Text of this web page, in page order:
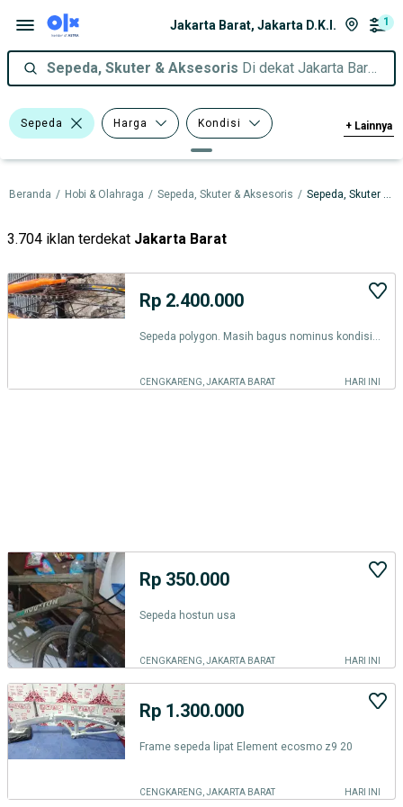
Jakarta Barat, Jakarta D.K.I. 1
Sepeda, Skuter & Aksesoris Di dekat Jakarta Barat, Jakarta D.K.I.
Sepeda Harga Kondisi
Tipe
+ Lainnya
Beranda / Hobi & Olahraga / Sepeda, Skuter & Aksesoris / Sepeda, Skuter & Aksesoris dalam Jakarta D.K.I.
3.704 iklan terdekat Jakarta Barat
Rp 2.400.000
CENGKARENG, JAKARTA BARAT HARI INI
Rp 350.000
Sepeda hostun usa
CENGKARENG, JAKARTA BARAT HARI INI
Rp 1.300.000
Frame sepeda lipat Element ecosmo z9 20
CENGKARENG, JAKARTA BARAT HARI INI